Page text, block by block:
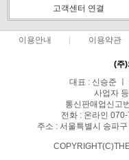
고객센터 연결
이용안내 이용약관
(주
대표 : 신승준
사업자
통신판매업신고
전화 : 온라인
주소 : 서울특별시 송파